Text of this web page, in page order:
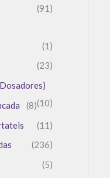
(91)
(1)
(23)
(10)
(8)
(11)
(236)
(5)